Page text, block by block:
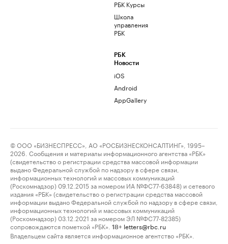
РБК Курсы
Школа
управления
РБК
РБК
Новости
iOS
Android
AppGallery
© ООО «БИЗНЕСПРЕСС», АО «РОСБИЗНЕСКОНСАЛТИНГ», 1995–
2026. Сообщения и материалы информационного агентства «РБК»
(свидетельство о регистрации средства массовой информации
выдано Федеральной службой по надзору в сфере связи,
информационных технологий и массовых коммуникаций
(Роскомнадзор) 09.12.2015 за номером ИА №ФС77-63848) и сетевого
издания «РБК» (свидетельство о регистрации средства массовой
информации выдано Федеральной службой по надзору в сфере связи,
информационных технологий и массовых коммуникаций
(Роскомнадзор) 03.12.2021 за номером ЭЛ №ФС77-82385)
сопровождаются пометкой «РБК».
18+ letters@rbc.ru
Владельцем сайта является информационное агентство «РБК».